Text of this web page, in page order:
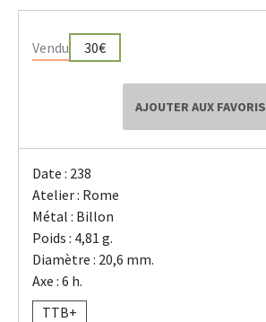
Vendu 30€
AJOUTER AUX FAVORIS
Date : 238
Atelier : Rome
Métal : Billon
Poids : 4,81 g.
Diamètre : 20,6 mm.
Axe : 6 h.
TTB+